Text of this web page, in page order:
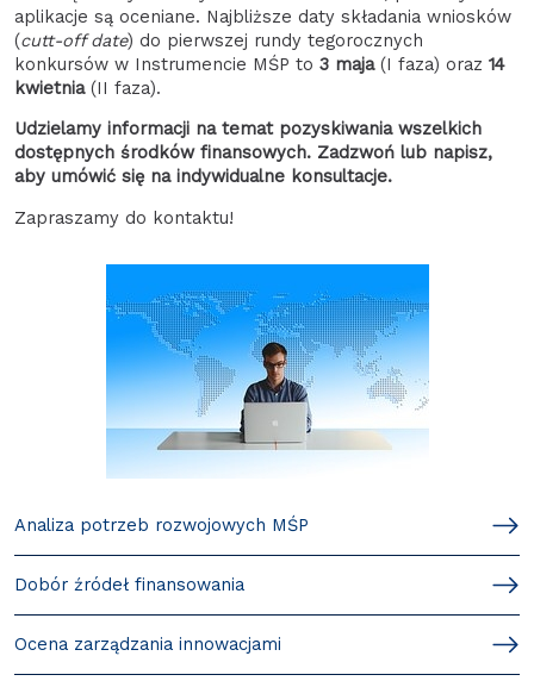
aplikacje są oceniane. Najbliższe daty składania wniosków
(cutt-off date) do pierwszej rundy tegorocznych
konkursów w Instrumencie MŚP to 3 maja(I faza) oraz 14
kwietnia(II faza).
Udzielamy informacji na temat pozyskiwania wszelkich
dostępnych środków finansowych. Zadzwoń lub napisz,
aby umówić się na indywidualne konsultacje.
Zapraszamy do kontaktu!
Analiza potrzeb rozwojowych MŚP
Dobór źródeł finansowania
Ocena zarządzania innowacjami